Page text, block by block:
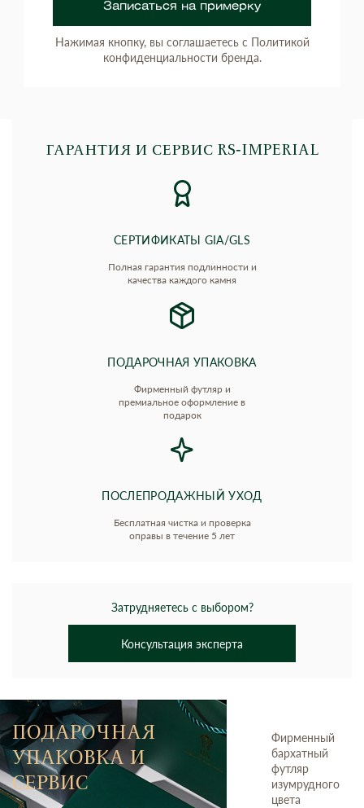
Записаться на примерку
Нажимая кнопку, вы соглашаетесь с Политикой
конфиденциальности бренда.
ГАРАНТИЯ И СЕРВИС RS‑IMPERIAL
СЕРТИФИКАТЫ GIA/GLS
Полная гарантия подлинности и
качества каждого камня
ПОДАРОЧНАЯ УПАКОВКА
Фирменный футляр и
премиальное оформление в
подарок
ПОСЛЕПРОДАЖНЫЙ УХОД
Бесплатная чистка и проверка
оправы в течение 5 лет
Затрудняетесь с выбором?
Консультация эксперта
ПОДАРОЧНАЯ
УПАКОВКА И
СЕРВИС
Фирменный
бархатный
футляр
изумрудного
цвета